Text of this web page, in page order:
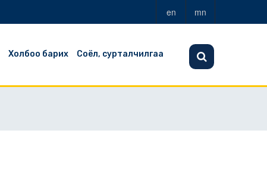
en mn
Холбоо барих Соёл, сурталчилгаа